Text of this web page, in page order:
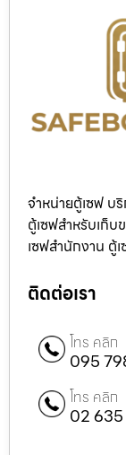
จำหน่ายตู้เซฟ บ
ตู้เซฟสำหรับเก็บ
เซฟสำนักงาน ตู้
ติดต่อเรา
โทร คลิก
095
โทร คลิก
02